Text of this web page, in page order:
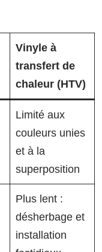
Vinyle à
transfert de
chaleur (HTV)
Limité aux
couleurs unies
et à la
superposition
Plus lent :
désherbage et
installation